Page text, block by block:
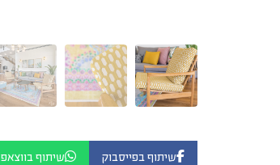
שיתוף בפייסבוק שיתוף בווצאפ